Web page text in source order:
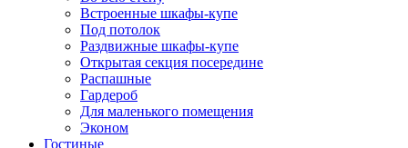
Встроенные шкафы-купе
Под потолок
Раздвижные шкафы-купе
Открытая секция посередине
Распашные
Гардероб
Для маленького помещения
Эконом
Гостиные